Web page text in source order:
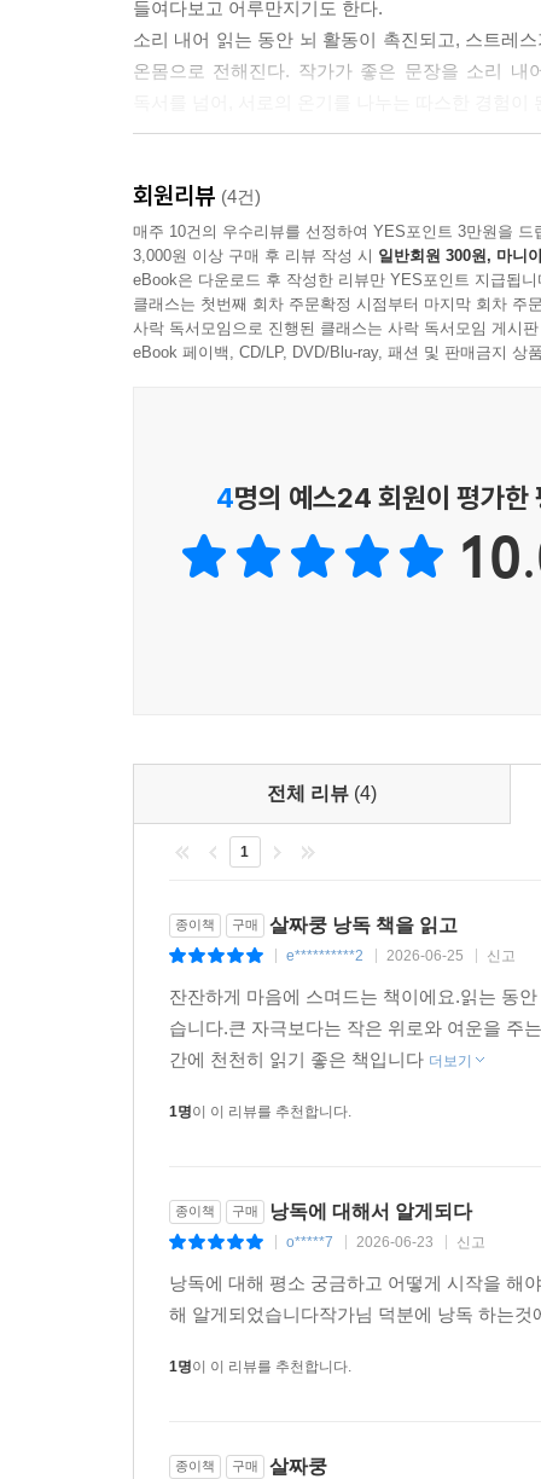
들여다보고 어루만지기도 한다.
소리 내어 읽는 동안 뇌 활동이 촉진되고, 스트레
온몸으로 전해진다. 작가가 좋은 문장을 소리
낭독 봉사를 시작으로 작가의 목소리는 조용히
시각장애인의 관광 활동을 곁에서 돕고, 북 내레
경청의 습관이 자연스럽게 직업이 되었다. 오
보여준다.
좋아하는 일로 수익을 낸다는 것은 경제적 보상
낭독을 통해 누군가에게 필요한 사람이 되었고,
많다. 어디서 끊어 읽어야 할지 몰라 헤매는 초
가능한 전국 기관 목록까지. 낭독 블로그 운영기
낭독에 관심은 있지만 어디서 시작해야 할지 몰
회원리뷰 (4건)
매주 10건의 우수리뷰를 선정하여 YES포인트 3만원을 드
3,000원 이상 구매 후 리뷰 작성 시 일반회원 300원, 마니
eBook은 다운로드 후 작성한 리뷰만 YES포인트 지급됩니
클래스는 첫번째 회차 주문확정 시점부터 마지막 회차 주
사락 독서모임으로 진행된 클래스는 사락 독서모임 게시
eBook 페이백, CD/LP, DVD/Blu-ray, 패션 및 판매금지 상
4명의 예스24 회원이 평가한
전체 리뷰 (4)
1
종이책 구매 살짜쿵 낭독 책을 읽고
e**********2 2026-06-25 신고
잔잔하게 마음에 스며드는 책이에요.읽는 동
습니다.큰 자극보다는 작은 위로와 여운을 주
간에 천천히 읽기 좋은 책입니다 더보기
1명이 이 리뷰를 추천합니다.
종이책 구매 낭독에 대해서 알게되다
o*****7 2026-06-23 신고
낭독에 대해 평소 궁금하고 어떻게 시작을 해
해 알게되었습니다작가님 덕분에 낭독 하는
1명이 이 리뷰를 추천합니다.
종이책 구매 살짜쿵